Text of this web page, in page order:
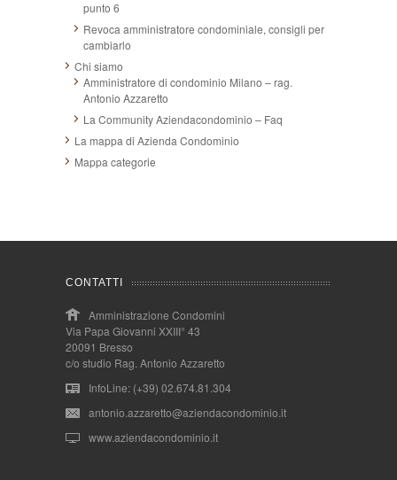
punto 6
Revoca amministratore condominiale, consigli per
cambiarlo
Chi siamo
Amministratore di condominio Milano – rag.
Antonio Azzaretto
La Community Aziendacondominio – Faq
La mappa di Azienda Condominio
Mappa categorie
CONTATTI
Amministrazione Condomini
Via Papa Giovanni XXIII° 43
20091 Bresso
c/o studio Rag. Antonio Azzaretto
InfoLine: (+39) 02.674.81.304
antonio.azzaretto@aziendacondominio.it
www.aziendacondominio.it